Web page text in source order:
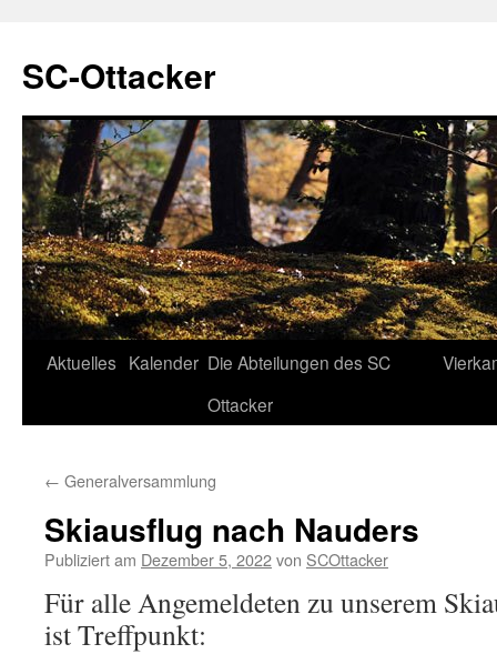
SC-Ottacker
Zum
Aktuelles Kalender Die Abteilungen des SC
Ottacker
← Generalversammlung
Skiausflug nach Nauders
Publiziert am Dezember 5, 2022von SCOttacker
Für alle Angemeldeten zu unserem
ist Treffpunkt: